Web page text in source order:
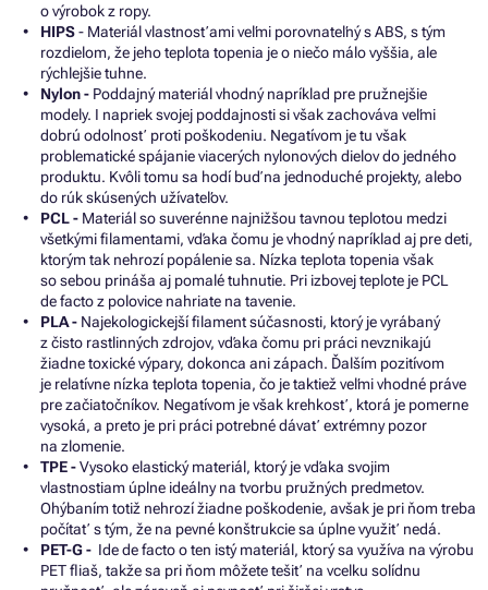
o výrobok z ropy.
HIPS- Materiál vlastnosťami veľmi porovnateľný s ABS, s tým
rozdielom, že jeho teplota topenia je o niečo málo vyššia, ale
rýchlejšie tuhne.
Nylon - Poddajný materiál vhodný napríklad pre pružnejšie
modely. I napriek svojej poddajnosti si však zachováva veľmi
dobrú odolnosť proti poškodeniu. Negatívom je tu však
problematické spájanie viacerých nylonových dielov do jedného
produktu. Kvôli tomu sa hodí buď na jednoduché projekty, alebo
do rúk skúsených užívateľov.
PCL - Materiál so suverénne najnižšou tavnou teplotou medzi
všetkými filamentami, vďaka čomu je vhodný napríklad aj pre deti,
ktorým tak nehrozí popálenie sa. Nízka teplota topenia však
so sebou prináša aj pomalé tuhnutie. Pri izbovej teplote je PCL
de facto z polovice nahriate na tavenie.
PLA - Najekologickejší filament súčasnosti, ktorý je vyrábaný
z čisto rastlinných zdrojov, vďaka čomu pri práci nevznikajú
žiadne toxické výpary, dokonca ani zápach. Ďalším pozitívom
je relatívne nízka teplota topenia, čo je taktiež veľmi vhodné práve
pre začiatočníkov. Negatívom je však krehkosť, ktorá je pomerne
vysoká, a preto je pri práci potrebné dávať extrémny pozor
na zlomenie.
TPE -Vysoko elastický materiál, ktorý je vďaka svojim
vlastnostiam úplne ideálny na tvorbu pružných predmetov.
Ohýbaním totiž nehrozí žiadne poškodenie, avšak je pri ňom treba
počítať s tým, že na pevné konštrukcie sa úplne využiť nedá.
PET-G - Ide de facto o ten istý materiál, ktorý sa využíva na výrobu
PET fliaš, takže sa pri ňom môžete tešiť na vcelku solídnu